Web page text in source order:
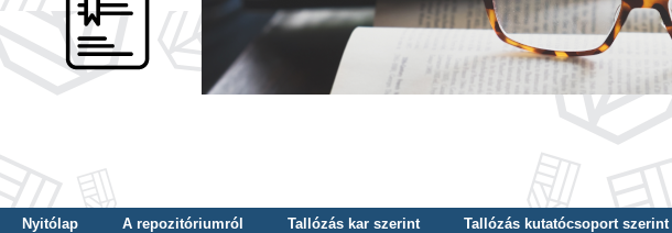
Nyitólap A repozitóriumról Tallózás kar szerint Tallózás kutatócsoport szerint